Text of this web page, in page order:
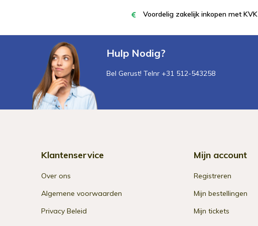
Voordelig zakelijk inkopen met KVK
Hulp Nodig?
Bel Gerust! Telnr +31 512-543258
Klantenservice
Over ons
Algemene voorwaarden
Privacy Beleid
Mijn account
Registreren
Mijn bestellingen
Mijn tickets